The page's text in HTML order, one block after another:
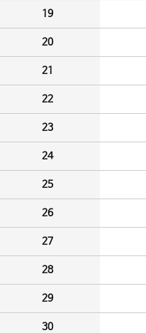
19
20
21
22
23
24
25
26
27
28
29
30